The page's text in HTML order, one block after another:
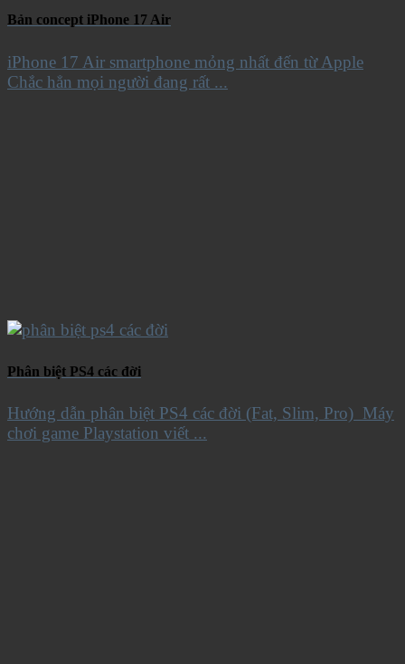
Bản concept iPhone 17 Air
iPhone 17 Air smartphone mỏng nhất đến từ Apple
Chắc hẳn mọi người đang rất ...
Phân biệt PS4 các đời
Hướng dẫn phân biệt PS4 các đời (Fat, Slim, Pro) Máy
chơi game Playstation viết ...